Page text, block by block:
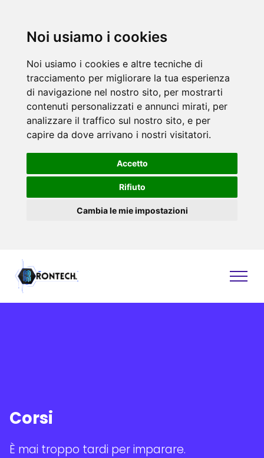
Noi usiamo i cookies
Noi usiamo i cookies e altre tecniche di
tracciamento per migliorare la tua esperienza
di navigazione nel nostro sito, per mostrarti
contenuti personalizzati e annunci mirati, per
analizzare il traffico sul nostro sito, e per
capire da dove arrivano i nostri visitatori.
Accetto
Rifiuto
Cambia le mie impostazioni
Assistenza Tecnica
Grafiche
Corsi
È mai troppo tardi per imparare.